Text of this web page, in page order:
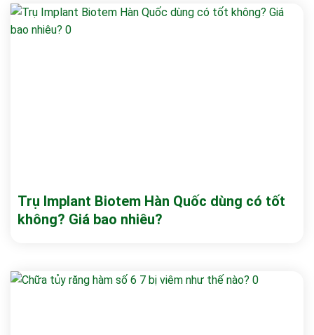
Trụ Implant Biotem Hàn Quốc dùng có tốt
không? Giá bao nhiêu?